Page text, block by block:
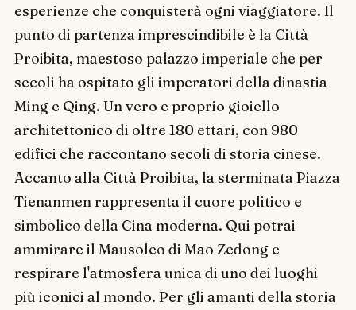
esperienze che conquisterà ogni viaggiatore. Il
punto di partenza imprescindibile è la Città
Proibita, maestoso palazzo imperiale che per
secoli ha ospitato gli imperatori della dinastia
Ming e Qing. Un vero e proprio gioiello
architettonico di oltre 180 ettari, con 980
edifici che raccontano secoli di storia cinese.
Accanto alla Città Proibita, la sterminata Piazza
Tienanmen rappresenta il cuore politico e
simbolico della Cina moderna. Qui potrai
ammirare il Mausoleo di Mao Zedong e
respirare l'atmosfera unica di uno dei luoghi
più iconici al mondo. Per gli amanti della storia